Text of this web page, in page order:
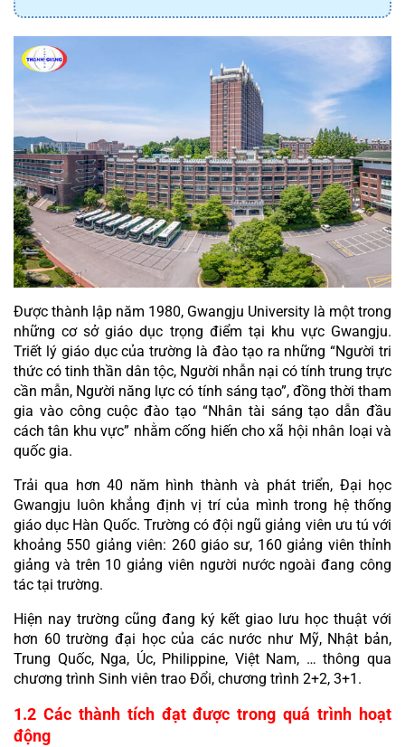
Được thành lập năm 1980, Gwangju University là một trong
những cơ sở giáo dục trọng điểm tại khu vực Gwangju.
Triết lý giáo dục của trường là đào tạo ra những “Người tri
thức có tinh thần dân tộc, Người nhẫn nại có tính trung trực
cần mẫn, Người năng lực có tính sáng tạo”, đồng thời tham
gia vào công cuộc đào tạo “Nhân tài sáng tạo dẫn đầu
cách tân khu vực” nhằm cống hiến cho xã hội nhân loại và
quốc gia.
Trải qua hơn 40 năm hình thành và phát triển, Đại học
Gwangju luôn khẳng định vị trí của mình trong hệ thống
giáo dục Hàn Quốc. Trường có đội ngũ giảng viên ưu tú với
khoảng 550 giảng viên: 260 giáo sư, 160 giảng viên thỉnh
giảng và trên 10 giảng viên người nước ngoài đang công
tác tại trường.
Hiện nay trường cũng đang ký kết giao lưu học thuật với
hơn 60 trường đại học của các nước như Mỹ, Nhật bản,
Trung Quốc, Nga, Úc, Philippine, Việt Nam, … thông qua
chương trình Sinh viên trao Đổi, chương trình 2+2, 3+1.
1.2 Các thành tích đạt được trong quá trình hoạt
động